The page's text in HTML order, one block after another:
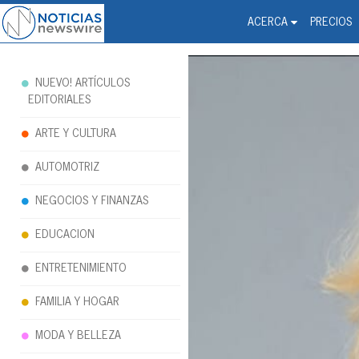
ACERCA PRECIOS
Noticias Newswire -
NUEVO! ARTÍCULOS
EDITORIALES
ARTE Y CULTURA
AUTOMOTRIZ
NEGOCIOS Y FINANZAS
EDUCACION
ENTRETENIMIENTO
FAMILIA Y HOGAR
MODA Y BELLEZA